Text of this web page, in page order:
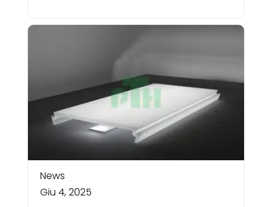
News
Giu 4, 2025